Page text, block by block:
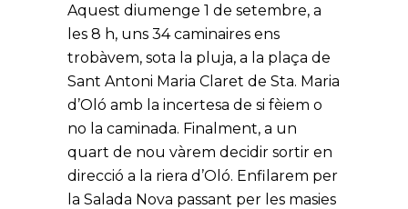
Aquest diumenge 1 de setembre, a
les 8 h, uns 34 caminaires ens
trobàvem, sota la pluja, a la plaça de
Sant Antoni Maria Claret de Sta. Maria
d’Oló amb la incertesa de si fèiem o
no la caminada. Finalment, a un
quart de nou vàrem decidir sortir en
direcció a la riera d’Oló. Enfilarem per
la Salada Nova passant per les masies